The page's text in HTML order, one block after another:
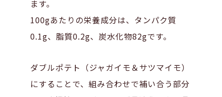
ます。
100gあたりの栄養成分は、タンパク質
0.1g、脂質0.2g、炭水化物82gです。
ダブルポテト（ジャガイモ＆サツマイモ）
にすることで、組み合わせで補い合う部分